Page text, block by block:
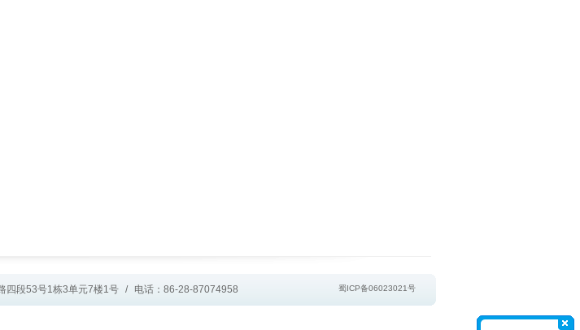
蜀ICP备06023021号
四段53号1栋3单元7楼1号 / 电话：86-28-87074958